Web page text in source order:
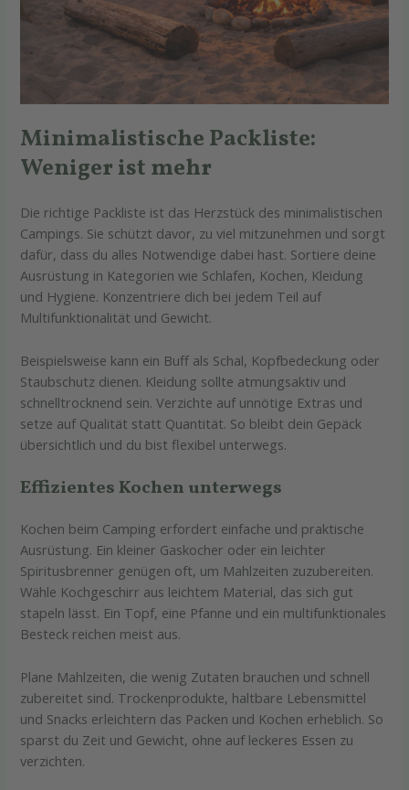
Minimalistische Packliste:
Weniger ist mehr
Die richtige Packliste ist das Herzstück des minimalistischen
Campings. Sie schützt davor, zu viel mitzunehmen und sorgt
dafür, dass du alles Notwendige dabei hast. Sortiere deine
Ausrüstung in Kategorien wie Schlafen, Kochen, Kleidung
und Hygiene. Konzentriere dich bei jedem Teil auf
Multifunktionalität und Gewicht.
Beispielsweise kann ein Buff als Schal, Kopfbedeckung oder
Staubschutz dienen. Kleidung sollte atmungsaktiv und
schnelltrocknend sein. Verzichte auf unnötige Extras und
setze auf Qualität statt Quantität. So bleibt dein Gepäck
übersichtlich und du bist flexibel unterwegs.
Effizientes Kochen unterwegs
Kochen beim Camping erfordert einfache und praktische
Ausrüstung. Ein kleiner Gaskocher oder ein leichter
Spiritusbrenner genügen oft, um Mahlzeiten zuzubereiten.
Wähle Kochgeschirr aus leichtem Material, das sich gut
stapeln lässt. Ein Topf, eine Pfanne und ein multifunktionales
Besteck reichen meist aus.
Plane Mahlzeiten, die wenig Zutaten brauchen und schnell
zubereitet sind. Trockenprodukte, haltbare Lebensmittel
und Snacks erleichtern das Packen und Kochen erheblich. So
sparst du Zeit und Gewicht, ohne auf leckeres Essen zu
verzichten.